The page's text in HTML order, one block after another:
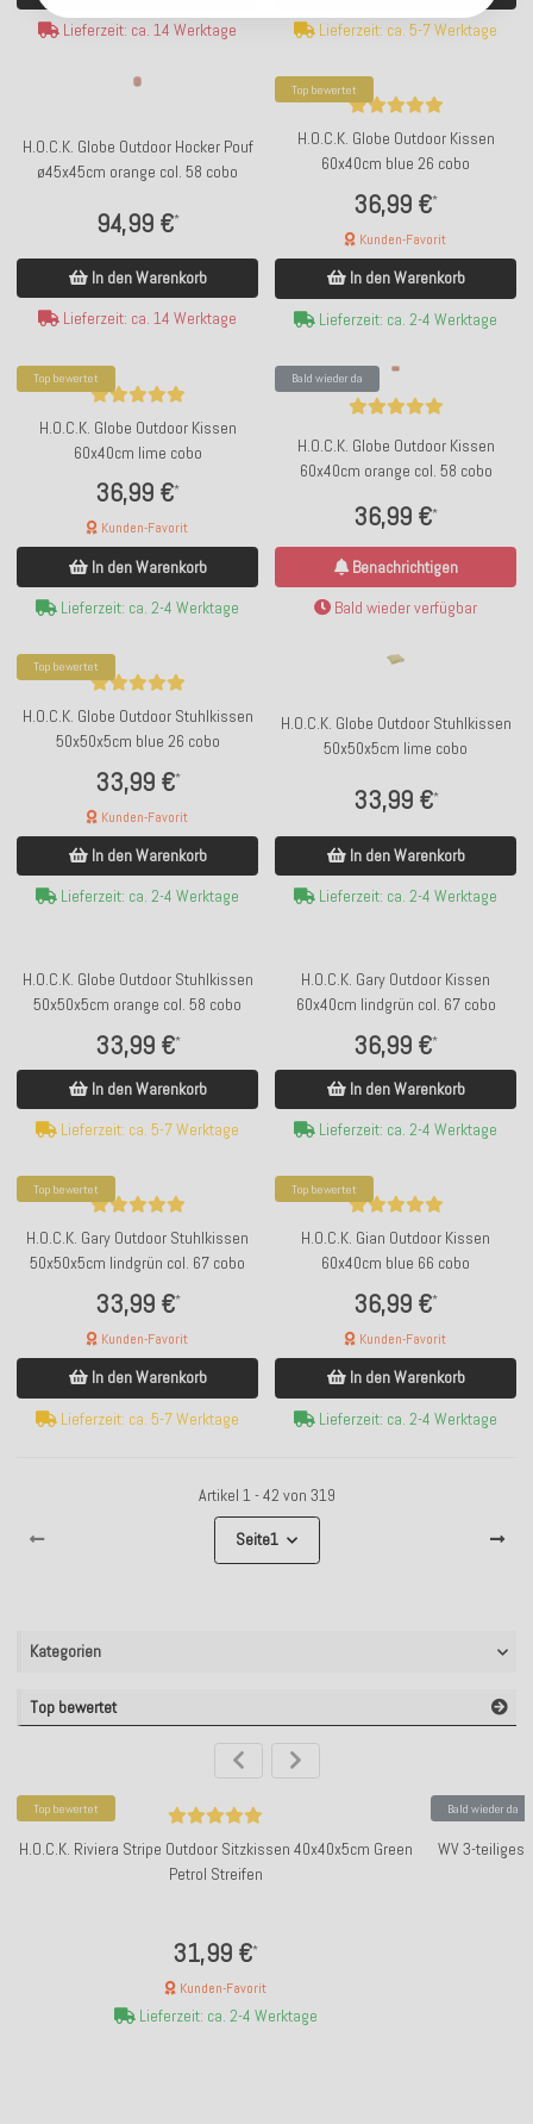
Lieferzeit: ca. 14 Werktage
Lieferzeit: ca. 5-7 Werktage
H.O.C.K. Globe Outdoor Hocker Pouf
ø45x45cm orange col. 58 cobo
94,99 €*
In den Warenkorb
Lieferzeit: ca. 14 Werktage
Top bewertet
H.O.C.K. Globe Outdoor Kissen
60x40cm blue 26 cobo
36,99 €*
Kunden-Favorit
In den Warenkorb
Lieferzeit: ca. 2-4 Werktage
Top bewertet
H.O.C.K. Globe Outdoor Kissen
60x40cm lime cobo
36,99 €*
Kunden-Favorit
In den Warenkorb
Lieferzeit: ca. 2-4 Werktage
Bald wieder da
H.O.C.K. Globe Outdoor Kissen
60x40cm orange col. 58 cobo
36,99 €*
Benachrichtigen
Bald wieder verfügbar
Top bewertet
H.O.C.K. Globe Outdoor Stuhlkissen
50x50x5cm blue 26 cobo
33,99 €*
Kunden-Favorit
In den Warenkorb
Lieferzeit: ca. 2-4 Werktage
H.O.C.K. Globe Outdoor Stuhlkissen
50x50x5cm lime cobo
33,99 €*
In den Warenkorb
Lieferzeit: ca. 2-4 Werktage
H.O.C.K. Globe Outdoor Stuhlkissen
50x50x5cm orange col. 58 cobo
33,99 €*
In den Warenkorb
Lieferzeit: ca. 5-7 Werktage
H.O.C.K. Gary Outdoor Kissen
60x40cm lindgrün col. 67 cobo
36,99 €*
In den Warenkorb
Lieferzeit: ca. 2-4 Werktage
Top bewertet
H.O.C.K. Gary Outdoor Stuhlkissen
50x50x5cm lindgrün col. 67 cobo
33,99 €*
Kunden-Favorit
In den Warenkorb
Lieferzeit: ca. 5-7 Werktage
Top bewertet
H.O.C.K. Gian Outdoor Kissen
60x40cm blue 66 cobo
36,99 €*
Kunden-Favorit
In den Warenkorb
Lieferzeit: ca. 2-4 Werktage
Artikel 1 - 42 von 319
Seite1
Kategorien
Top bewertet
Top bewertet
H.O.C.K. Riviera Stripe Outdoor Sitzkissen 40x40x5cm Green
Petrol Streifen
31,99 €*
Kunden-Favorit
Lieferzeit: ca. 2-4 Werktage
Bald wieder da
WV 3-teiliges